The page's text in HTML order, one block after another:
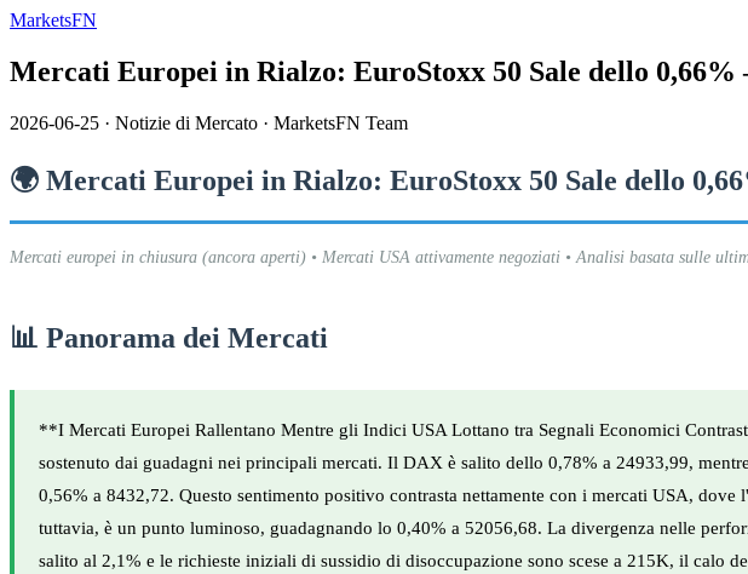
MarketsFN
Mercati Europei in Rialzo: EuroStoxx 50 Sale dello
2026-06-25 · Notizie di Mercato · MarketsFN Team
🌍 Mercati Europei in Rialzo: EuroStoxx 50 Sale dello
Mercati europei in chiusura (ancora aperti) • Mercati USA attivamente negoziati • Analisi basata sulle
📊 Panorama dei Mercati
**I Mercati Europei Rallentano Mentre gli Indici USA Lottano tra Segnali Economici
sostenuto dai guadagni nei principali mercati. Il DAX è salito dello 0,78% a 24933,99,
0,56% a 8432,72. Questo sentimento positivo contrasta nettamente con i mercati USA,
tuttavia, è un punto luminoso, guadagnando lo 0,40% a 52056,68. La divergenza nelle
salito al 2,1% e le richieste iniziali di sussidio di disoccupazione sono scese a 215K, il calo